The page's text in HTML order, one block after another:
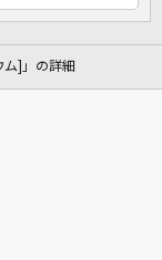
]」の詳細